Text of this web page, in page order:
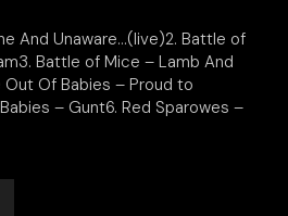
And Unaware…(live)2. Battle of
Battle of Mice – Lamb And
Out Of Babies – Proud to
– Gunt6. Red Sparowes –